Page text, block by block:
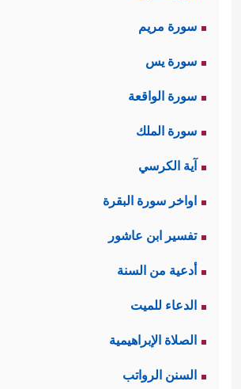
سورة مريم
سورة يس
سورة الواقعة
سورة الملك
آية الكرسي
اواخر سورة البقرة
تفسير ابن عاشور
أدعية من السنة
الدعاء للميت
الصلاة الإبراهيمية
السنن الرواتب